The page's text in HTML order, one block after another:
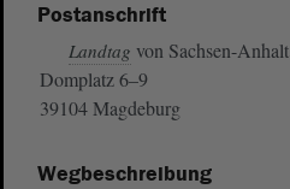
Postanschrift
Landtag von Sachsen-Anhalt
Domplatz 6–9
39104 Magdeburg
Wegbeschreibung